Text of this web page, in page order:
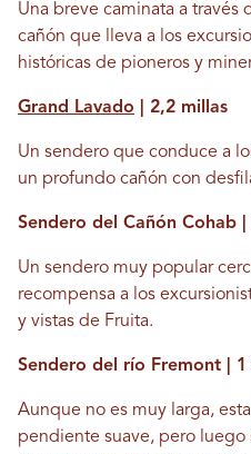
Una breve caminata a través
cañón que lleva a los
históricas de pioneros y
Grand Lavado | 2,2 millas
Un sendero que conduce a
un profundo cañón con
Sendero del Cañón Cohab
Un sendero muy popular
recompensa a los
y vistas de Fruita.
Sendero del río Fremont | 1
Aunque no es muy larga,
pendiente suave, pero luego